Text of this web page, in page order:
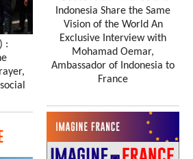
:
Indonesia Share the Same
Vision of the World An
Exclusive Interview with
Mohamad Oemar,
Ambassador of Indonesia to
France